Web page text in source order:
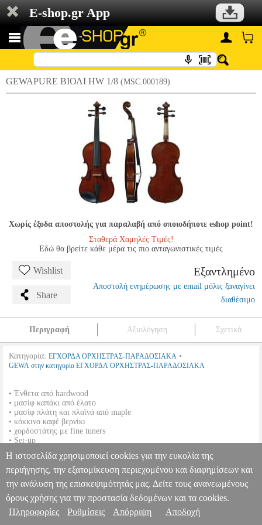
E-shop.gr App
GEWAPURE ΒΙΟΛΙ HW 1/8 (MSC.000189)
Χωρίς έξοδα αποστολής για παραλαβή από οποιοδήποτε eshop point!
Σταθερά Χαμηλές Τιμές!
Εδώ θα βρείτε κάθε μέρα τις πιο ανταγωνιστικές τιμές
Wishlist
Share
Εξαντλημένο
Αποστολή ενημέρωσης με email μόλις ξαναγίνει
διαθέσιμο
Περιγραφή Αξιολόγηση Σχετικά
Κατηγορία: ΕΓΧΟΡΔΑ ΟΡΧΗΣΤΡΑΣ-ΠΑΡΑΔΟΣΙΑΚΑ •
GEWA στην κατηγορία ΕΓΧΟΡΔΑ ΟΡΧΗΣΤΡΑΣ-ΠΑΡΑΔΟΣΙΑΚΑ
• Ένθετα από hardwood
• μασίφ καπάκι από έλατο
• μασίφ πλάτη και πλαϊνά από maple
• κόκκινο καφέ βερνίκι
• χορδοστάτης με fine tuners
• Set-up
GEWAPURE ΒΙΟΛΙ HW 1/8 MSC.000189 MSC.000189
GEWA ΕΓΧΟΡΔΑ ΟΡΧΗΣΤΡΑΣ-ΠΑΡΑΔΟΣΙΑΚΑ Κατηγορία:
ΕΓΧΟΡΔΑ ΟΡΧΗΣΤΡΑΣ-ΠΑΡΑΔΟΣΙΑΚΑ
•GEWA στην κατηγορία ΕΓΧΟΡΔΑ ΟΡΧΗΣΤΡΑΣ-
ΠΑΡΑΔΟΣΙΑΚΑ • Ένθετα από hardwood • μασίφ καπάκι από έλατο
• μασίφ πλάτη και πλαϊνά από maple • κόκκινο καφέ βερνίκι •
Πληροφορίες & Υπηρεσίες >
Η ιστοσελίδα χρησιμοποιεί cookies για την ευκολία της
περιήγησης, την εξατομίκευση περιεχομένου και διαφημίσεων και
την ανάλυση της επισκεψιμότητάς μας. Δείτε τους ανανεωμένους
όρους χρήσης για την προστασία δεδομένων και τα cookies.
Πληροφορίες
Ρυθμίσεις Απόρριψη Αποδοχή